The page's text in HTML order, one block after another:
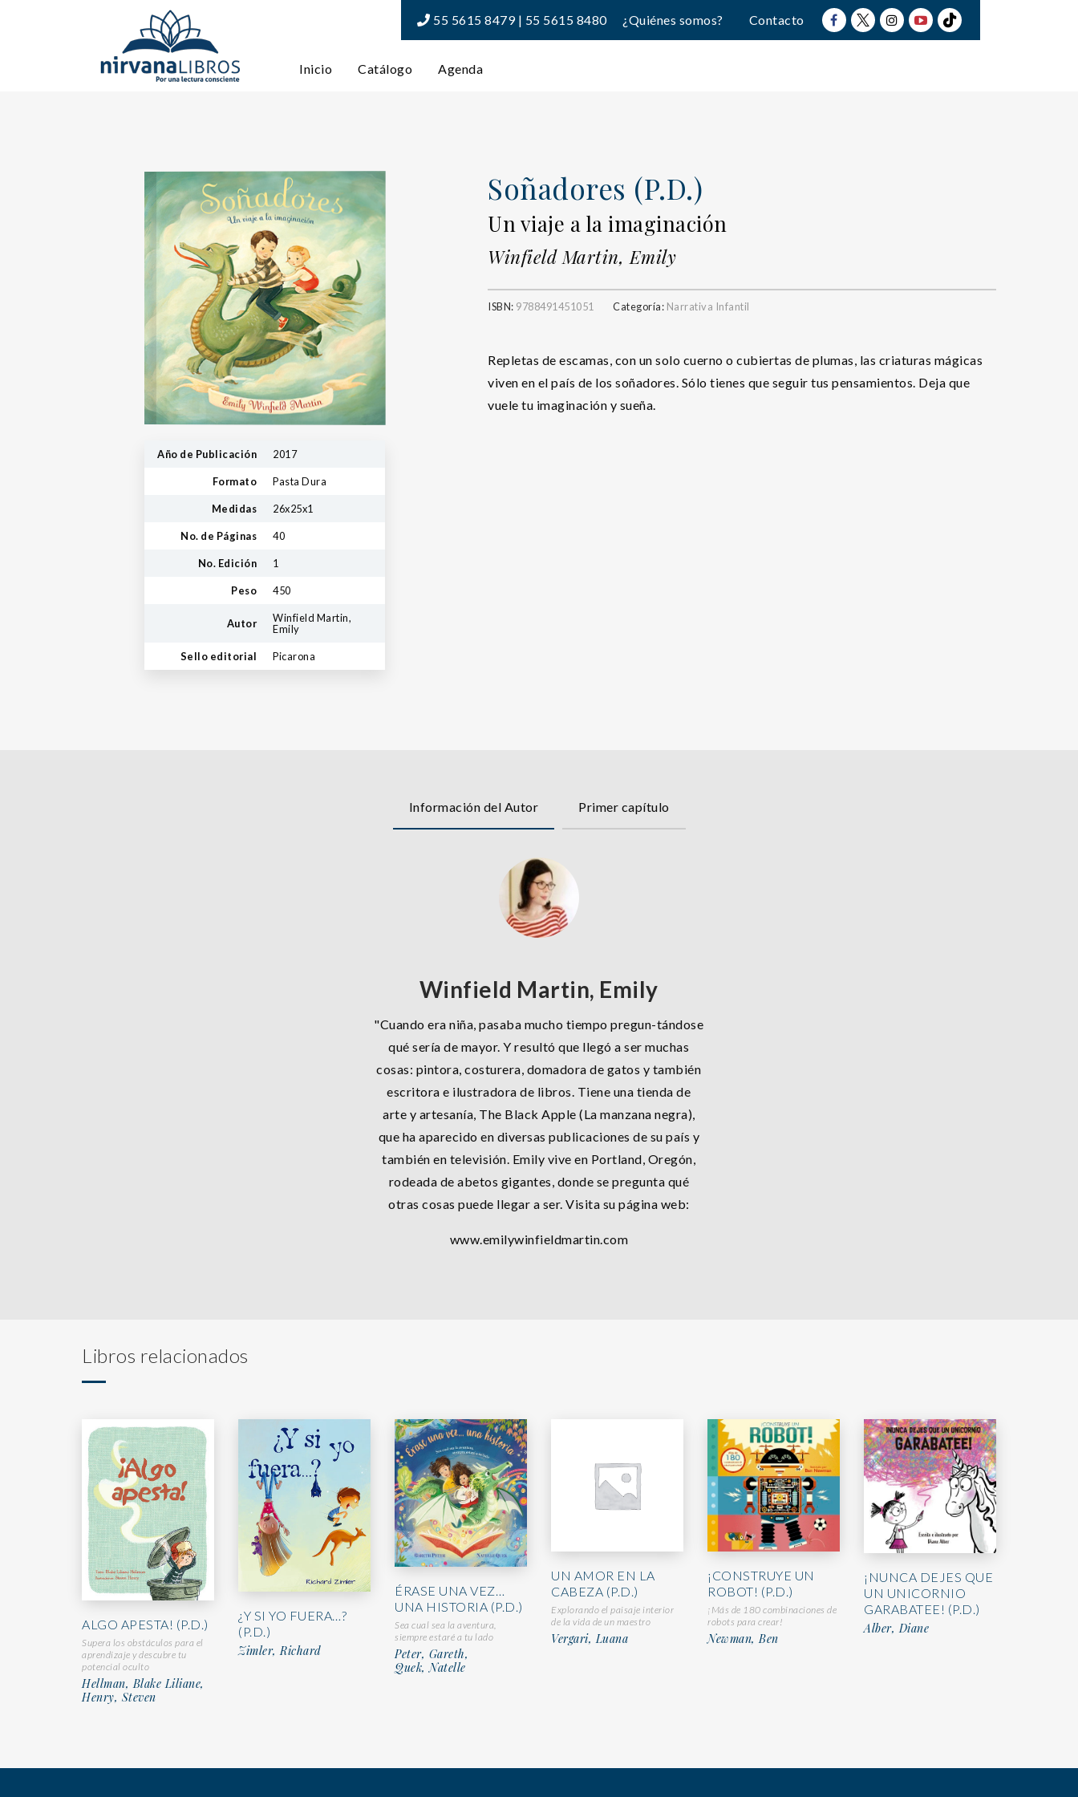
55 5615 8479 | 55 5615 8480 ¿Quiénes somos? Contacto
Inicio Catálogo Agenda
Año de Publicación 2017
Formato Pasta Dura
Medidas 26x25x1
No. de Páginas 40
No. Edición 1
Peso 450
Autor
Winfield Martin,
Emily
Sello editorial Picarona
Soñadores (P.D.)
Un viaje a la imaginación
Winfield Martin, Emily
ISBN: 9788491451051 Categoría: Narrativa Infantil
Repletas de escamas, con un solo cuerno o cubiertas de plumas, las criaturas mágicas
viven en el país de los soñadores. Sólo tienes que seguir tus pensamientos. Deja que
vuele tu imaginación y sueña.
Información del Autor Primer capítulo
Winfield Martin, Emily
"Cuando era niña, pasaba mucho tiempo pregun-tándose
qué sería de mayor. Y resultó que llegó a ser muchas
cosas: pintora, costurera, domadora de gatos y también
escritora e ilustradora de libros. Tiene una tienda de
arte y artesanía, The Black Apple (La manzana negra),
que ha aparecido en diversas publicaciones de su país y
también en televisión. Emily vive en Portland, Oregón,
rodeada de abetos gigantes, donde se pregunta qué
otras cosas puede llegar a ser. Visita su página web:
www.emilywinfieldmartin.com
Libros relacionados
ALGO APESTA! (P.D.)
Supera los obstáculos para el
aprendizaje y descubre tu
potencial oculto
Hellman, Blake Liliane,
Henry, Steven
¿Y SI YO FUERA…?
(P.D.)
Zimler, Richard
ÉRASE UNA VEZ…
UNA HISTORIA (P.D.)
Sea cual sea la aventura,
siempre estaré a tu lado
Peter, Gareth,
Quek, Natelle
UN AMOR EN LA
CABEZA (P.D.)
Explorando el paisaje interior
de la vida de un maestro
Vergari, Luana
¡CONSTRUYE UN
ROBOT! (P.D.)
¡Más de 180 combinaciones de
robots para crear!
Newman, Ben
¡NUNCA DEJES QUE
UN UNICORNIO
GARABATEE! (P.D.)
Alber, Diane